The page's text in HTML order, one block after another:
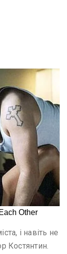
і навіть не
Костянтин.